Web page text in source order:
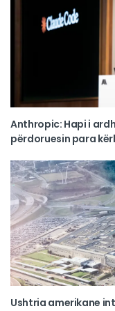
Anthropic: Hapi i
përdoruesin para
Ushtria amerikane